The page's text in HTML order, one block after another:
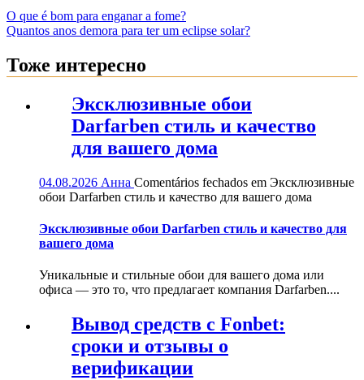
O que é bom para enganar a fome?
Quantos anos demora para ter um eclipse solar?
Тоже интересно
Эксклюзивные обои
Darfarben стиль и качество
для вашего дома
04.08.2026 Анна Comentários fechados em Эксклюзивные
обои Darfarben стиль и качество для вашего дома
Эксклюзивные обои Darfarben стиль и качество для
вашего дома
Уникальные и стильные обои для вашего дома или
офиса — это то, что предлагает компания Darfarben....
Вывод средств с Fonbet:
сроки и отзывы о
верификации